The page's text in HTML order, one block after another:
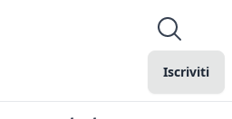
Iscriviti